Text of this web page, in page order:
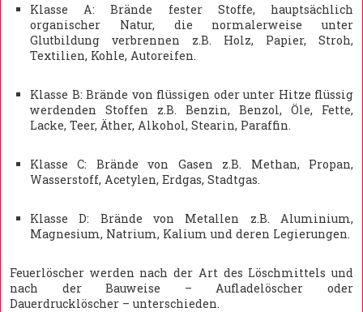
Klasse A: Brände fester Stoffe, hauptsächlich
organischer Natur, die normalerweise unter
Glutbildung verbrennen z.B. Holz, Papier, Stroh,
Textilien, Kohle, Autoreifen.
Klasse B: Brände von flüssigen oder unter Hitze flüssig
werdenden Stoffen z.B. Benzin, Benzol, Öle, Fette,
Lacke, Teer, Äther, Alkohol, Stearin, Paraffin.
Klasse C: Brände von Gasen z.B. Methan, Propan,
Wasserstoff, Acetylen, Erdgas, Stadtgas.
Klasse D: Brände von Metallen z.B. Aluminium,
Magnesium, Natrium, Kalium und deren Legierungen.
Feuerlöscher werden nach der Art des Löschmittels und
nach der Bauweise – Aufladelöscher oder
Dauerdrucklöscher – unterschieden.